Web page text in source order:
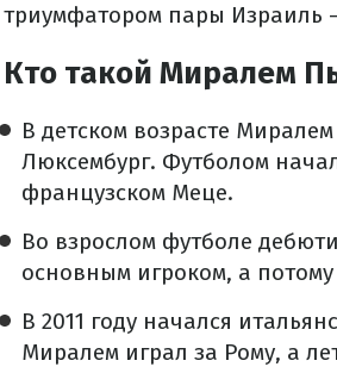
триумфатором пары Израиль
Кто такой Миралем
В детском возрасте
Люксембург. Футболом
французском Меце.
Во взрослом футболе
основным игроком, а
В 2011 году начался
Миралем играл за Рому, а